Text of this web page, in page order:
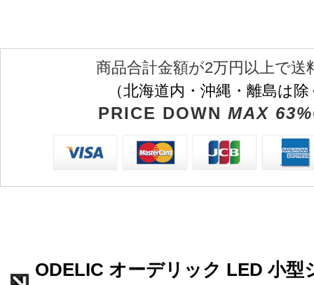
商品合計金額が2万円以上で送
（北海道内・沖縄・離島は
PRICE DOWN MAX
ODELIC オーデリック LED 小型